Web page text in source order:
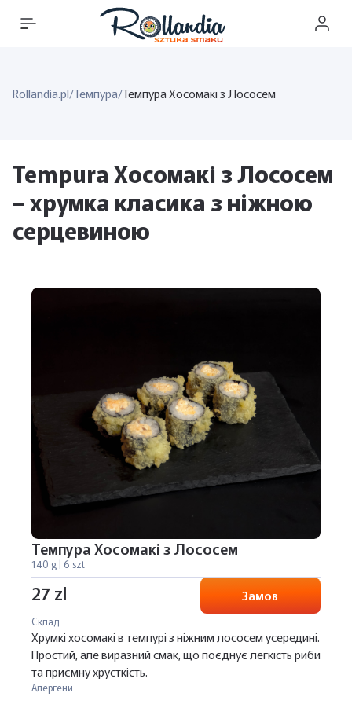
Rollandia.pl/Темпура/Темпура Хосомакі з Лососем
Tempura Хосомакі з Лососем
– хрумка класика з ніжною
серцевиною
Темпура Хосомакі з Лососем
140 g | 6 szt
27 zl Замов
Склад
Хрумкі хосомакі в темпурі з ніжним лососем усередині.
Простий, але виразний смак, що поєднує легкість риби
та приємну хрусткість.
Алергени